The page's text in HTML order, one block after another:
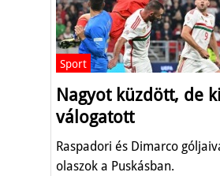
Sport
Nagyot küzdött, de
válogatott
Raspadori és Dimarco
olaszok a Puskásban.